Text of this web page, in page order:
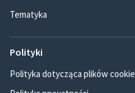
Tematyka
Polityki
Polityka dotycząca plików cookie